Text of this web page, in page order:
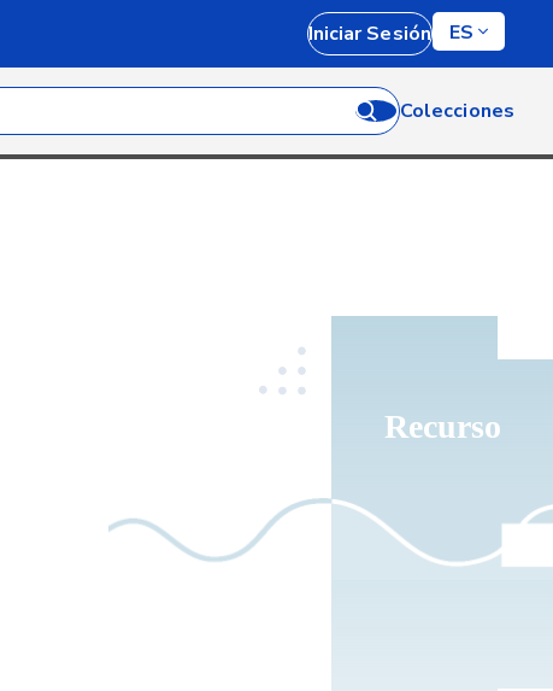
Iniciar Sesión ES
Colecciones
Recurso